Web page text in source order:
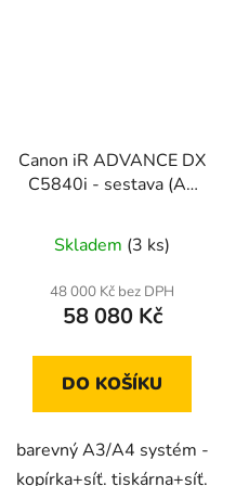
Canon iR ADVANCE DX
C5840i - sestava (A3
Skladem (3 ks)
48 000 Kč bez DPH
58 080 Kč
DO KOŠÍKU
barevný A3/A4 systém -
kopírka+síť. tiskárna+síť.